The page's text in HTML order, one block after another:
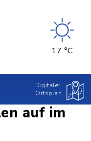
17 °C
Digitaler
Ortsplan
auf im